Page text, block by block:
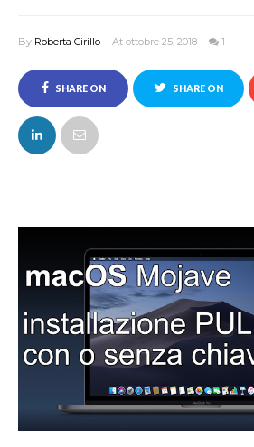
By Roberta Cirillo At ottobre 25, 2018 1
SHARE ON
FACEBOOK
SHARE ON